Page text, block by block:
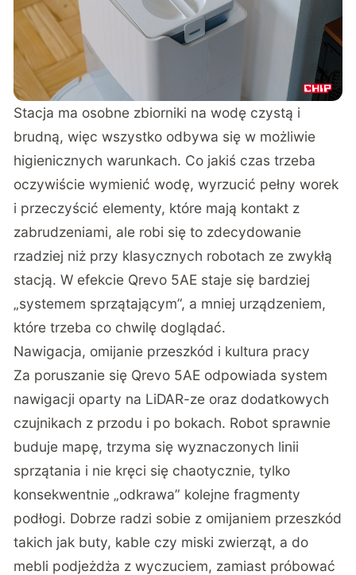
Stacja ma osobne zbiorniki na wodę czystą i
brudną, więc wszystko odbywa się w możliwie
higienicznych warunkach. Co jakiś czas trzeba
oczywiście wymienić wodę, wyrzucić pełny worek
i przeczyścić elementy, które mają kontakt z
zabrudzeniami, ale robi się to zdecydowanie
rzadziej niż przy klasycznych robotach ze zwykłą
stacją. W efekcie Qrevo 5AE staje się bardziej
„systemem sprzątającym”, a mniej urządzeniem,
które trzeba co chwilę doglądać.
Nawigacja, omijanie przeszkód i kultura pracy
Za poruszanie się Qrevo 5AE odpowiada system
nawigacji oparty na LiDAR-ze oraz dodatkowych
czujnikach z przodu i po bokach. Robot sprawnie
buduje mapę, trzyma się wyznaczonych linii
sprzątania i nie kręci się chaotycznie, tylko
konsekwentnie „odkrawa” kolejne fragmenty
podłogi. Dobrze radzi sobie z omijaniem przeszkód
takich jak buty, kable czy miski zwierząt, a do
mebli podjeżdża z wyczuciem, zamiast próbować